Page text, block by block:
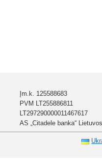
Įm.k. 125588683
PVM LT255886811
LT297290000011467617
AS „Citadele banka“